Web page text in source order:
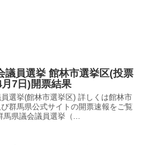
議員選挙 館林市選挙区(投票
月7日)開票結果
選挙(館林市選挙区) 詳しくは館林市
群馬県公式サイトの開票速報をご覧
馬県議会議員選挙（...